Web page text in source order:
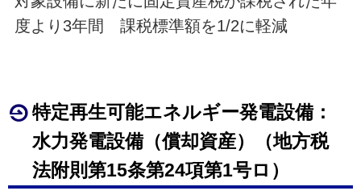
度より 3年間 課税標準額を1/2に軽減
特定再生可能エネルギー発電設備：
水力発電設備（償却資産）（地方税
法附則第15条第24項第1号ロ）